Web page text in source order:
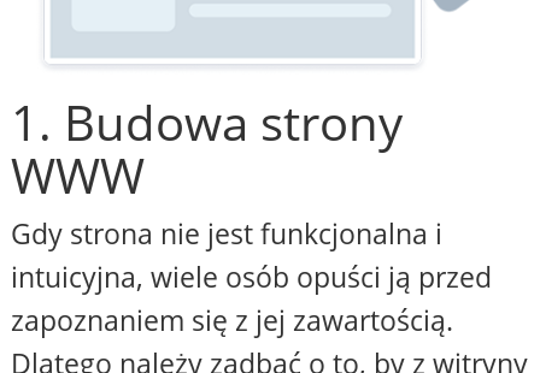
1. Budowa strony
WWW
Gdy strona nie jest funkcjonalna i
intuicyjna, wiele osób opuści ją przed
zapoznaniem się z jej zawartością.
Dlatego należy zadbać o to, by z witryny